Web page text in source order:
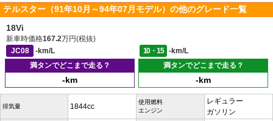
テルスター（91年10月～94年07月モデル）の他のグレード一覧
18Vi
新車時価格167.2万円(税抜)
JC08
-km/L 10・15
-km/L
満タンでどこまで走る？
-km
満タンでどこまで走る？
-km
排気量 1844cc
使用燃料
エンジン
レギュラー
ガソリン